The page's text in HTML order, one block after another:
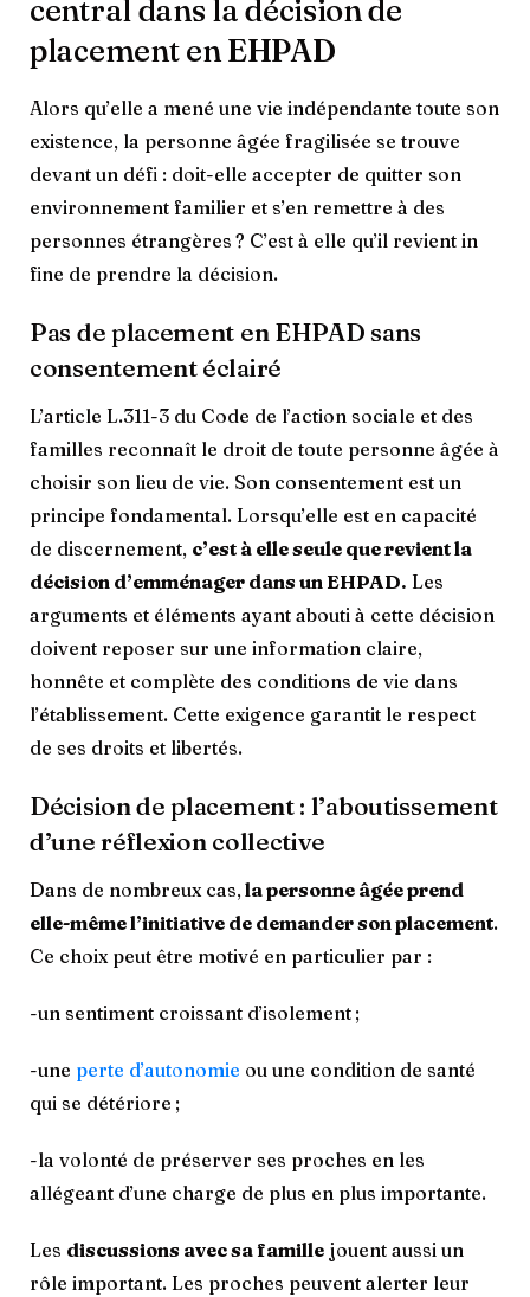
central dans la décision de
placement en EHPAD
Alors qu’elle a mené une vie indépendante toute son
existence, la personne âgée fragilisée se trouve
devant un défi : doit-elle accepter de quitter son
environnement familier et s’en remettre à des
personnes étrangères ? C’est à elle qu’il revient in
fine de prendre la décision.
Pas de placement en EHPAD sans
consentement éclairé
L’article L.311-3 du Code de l’action sociale et des
familles reconnaît le droit de toute personne âgée à
choisir son lieu de vie. Son consentement est un
principe fondamental. Lorsqu’elle est en capacité
de discernement, c’est à elle seule que revient la
décision d’emménager dans un EHPAD. Les
arguments et éléments ayant abouti à cette décision
doivent reposer sur une information claire,
honnête et complète des conditions de vie dans
l’établissement. Cette exigence garantit le respect
de ses droits et libertés.
Décision de placement : l’aboutissement
d’une réflexion collective
Dans de nombreux cas,la personne âgée prend
elle-même l’initiative de demander son placement.
Ce choix peut être motivé en particulier par :
-un sentiment croissant d’isolement ;
-une perte d’autonomie ou une condition de santé
qui se détériore ;
-la volonté de préserver ses proches en les
allégeant d’une charge de plus en plus importante.
Les discussions avec sa famille jouent aussi un
rôle important. Les proches peuvent alerter leur